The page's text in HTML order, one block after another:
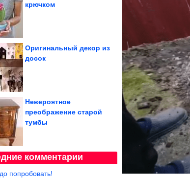
крючком
Оригинальный декор из
досок
Невероятное
преображение старой
тумбы
комментарии
попробовать!